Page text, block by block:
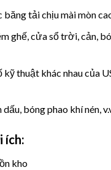
tải chịu mài mòn
ghế, cửa sổ trời, cản,
thuật khác nhau của
bóng phao khí nén,
ích:
kho